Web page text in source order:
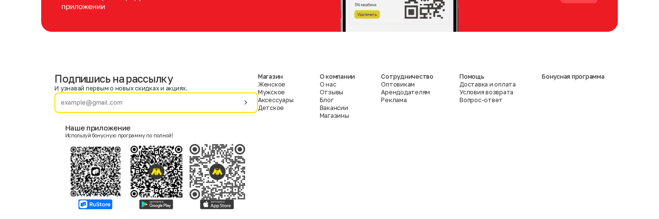
Фамилия
Женский
Согласие на получение чеков по электронной почте
Подпишись на рассылку
И узнавай первым о новых скидках и акциях.
Наше приложение
Используй бонусную программу по полной!
Магазин
Женское
Мужское
Аксессуары
Детское
О компании
О нас
Отзывы
Блог
Вакансии
Магазины
Сотрудничество
Оптовикам
Арендодателям
Реклама
Помощь
Доставка и оплата
Условия возврата
Вопрос-ответ
Бонусная программа